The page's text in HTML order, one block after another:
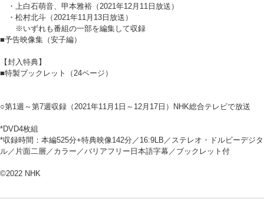
・上白石萌音、甲本雅裕（2021年12月11日放送）
・松村北斗（2021年11月13日放送）
※いずれも番組の一部を編集して収録
■予告映像集（安子編）
【封入特典】
■特製ブックレット（24ページ）
○第1週～第7週収録（2021年11月1日～12月17日）NHK総合テレビで放送
*DVD4枚組
*収録時間：本編525分+特典映像142分／16:9LB／ステレオ・ドルビーデジタ
ル／片面二層／カラー／バリアフリー日本語字幕／ブックレット付
©2022 NHK